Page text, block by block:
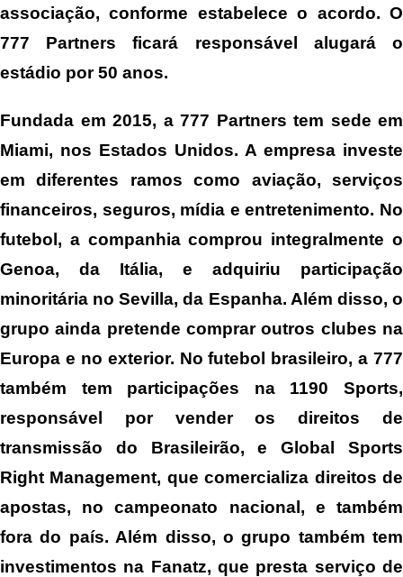
associação, conforme estabelece o acordo. O
777 Partners ficará responsável alugará o
estádio por 50 anos.
Fundada em 2015, a 777 Partners tem sede em
Miami, nos Estados Unidos. A empresa investe
em diferentes ramos como aviação, serviços
financeiros, seguros, mídia e entretenimento. No
futebol, a companhia comprou integralmente o
Genoa, da Itália, e adquiriu participação
minoritária no Sevilla, da Espanha. Além disso, o
grupo ainda pretende comprar outros clubes na
Europa e no exterior. No futebol brasileiro, a 777
também tem participações na 1190 Sports,
responsável por vender os direitos de
transmissão do Brasileirão, e Global Sports
Right Management, que comercializa direitos de
apostas, no campeonato nacional, e também
fora do país. Além disso, o grupo também tem
investimentos na Fanatz, que presta serviço de